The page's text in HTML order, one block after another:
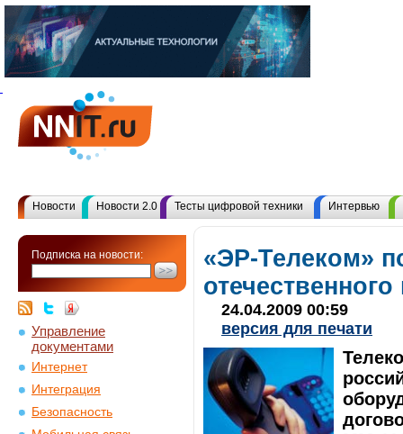
Новости Новости 2.0 Тесты цифровой техники Интервью
Подписка на новости:
Управление
документами
Интернет
Интеграция
Безопасность
«ЭР-Телеком»
24.04.2009 00:59
версия для печати